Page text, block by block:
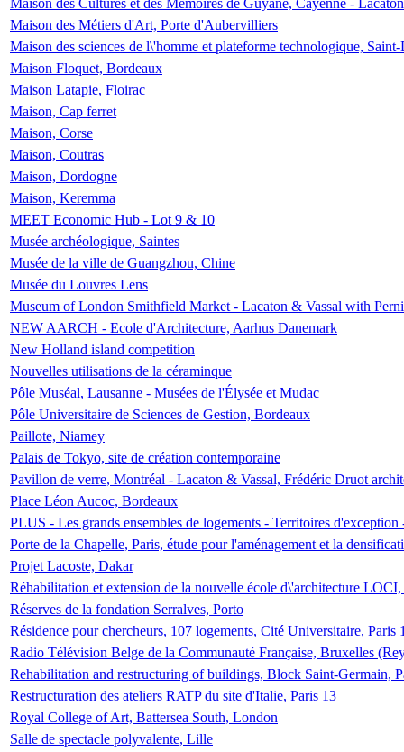
Maison des Cultures et des Mémoires de Guyane, Cayenne -
Maison des Métiers d'Art, Porte d'Aubervilliers
Maison des sciences de l\'homme et plateforme technologique,
Maison Floquet, Bordeaux
Maison Latapie, Floirac
Maison, Cap ferret
Maison, Corse
Maison, Coutras
Maison, Dordogne
Maison, Keremma
MEET Economic Hub - Lot 9 & 10
Musée archéologique, Saintes
Musée de la ville de Guangzhou, Chine
Musée du Louvres Lens
Museum of London Smithfield Market - Lacaton & Vassal with
NEW AARCH - Ecole d'Architecture, Aarhus Danemark
New Holland island competition
Nouvelles utilisations de la céraminque
Pôle Muséal, Lausanne - Musées de l'Élysée et Mudac
Pôle Universitaire de Sciences de Gestion, Bordeaux
Paillote, Niamey
Palais de Tokyo, site de création contemporaine
Pavillon de verre, Montréal - Lacaton & Vassal, Frédéric Druot
Place Léon Aucoc, Bordeaux
PLUS - Les grands ensembles de logements - Territoires
Porte de la Chapelle, Paris, étude pour l'aménagement et la
Projet Lacoste, Dakar
Réhabilitation et extension de la nouvelle école d\'architecture
Réserves de la fondation Serralves, Porto
Résidence pour chercheurs, 107 logements, Cité Universitaire, Paris
Radio Télévision Belge de la Communauté Française, Bruxelles
Rehabilitation and restructuring of buildings, Block Saint-Germain,
Restructuration des ateliers RATP du site d'Italie, Paris 13
Royal College of Art, Battersea South, London
Salle de spectacle polyvalente, Lille